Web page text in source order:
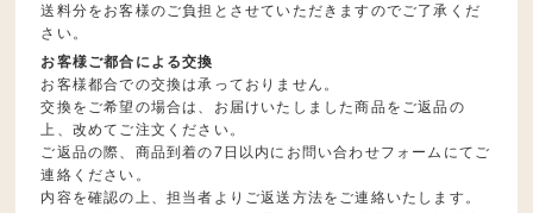
送料分をお客様のご負担とさせていただきますのでご了承くだ
さい。
お客様ご都合による交換
お客様都合での交換は承っておりません。
交換をご希望の場合は、お届けいたしました商品をご返品の
上、改めてご注文ください。
ご返品の際、商品到着の7日以内にお問い合わせフォームにてご
連絡ください。
内容を確認の上、担当者よりご返送方法をご連絡いたします。